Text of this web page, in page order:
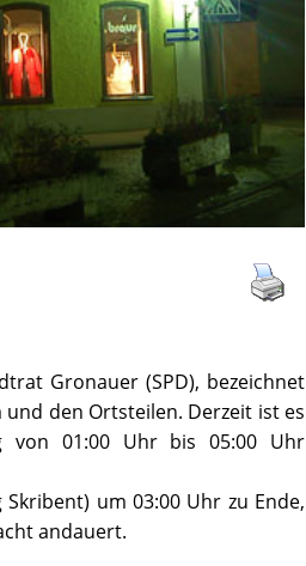
Gronauer (SPD), bezeichnet
den Ortsteilen. Derzeit ist es
von 01:00 Uhr bis 05:00 Uhr
um 03:00 Uhr zu Ende,
andauert.